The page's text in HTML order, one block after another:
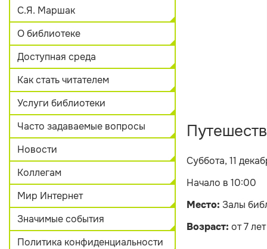
С.Я. Маршак
О библиотеке
Доступная среда
Как стать читателем
Услуги библиотеки
Часто задаваемые вопросы
Новости
Коллегам
Мир Интернет
Значимые события
Политика конфиденциальности
Суббота, 11
Начало в 10:00
Место: Залы
Возраст: от 7 лет